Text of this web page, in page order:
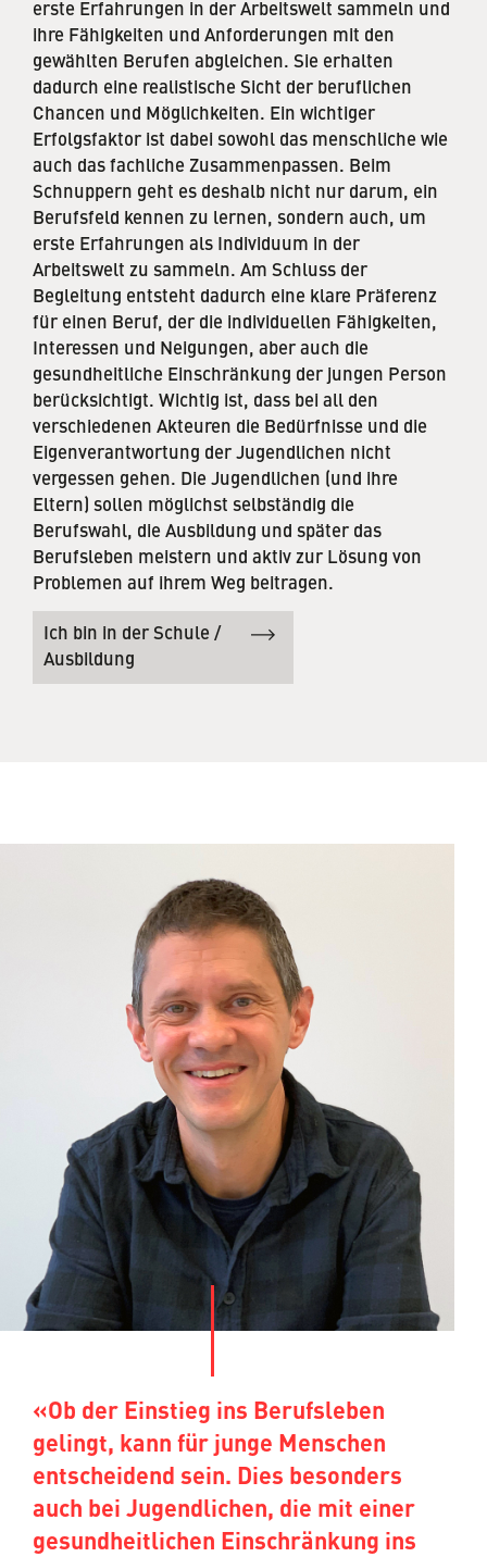
erste Erfahrungen in der Arbeitswelt sammeln und
ihre Fähigkeiten und Anforderungen mit den
gewählten Berufen abgleichen. Sie erhalten
dadurch eine realistische Sicht der beruflichen
Chancen und Möglichkeiten. Ein wichtiger
Erfolgsfaktor ist dabei sowohl das menschliche wie
auch das fachliche Zusammenpassen. Beim
Schnuppern geht es deshalb nicht nur darum, ein
Berufsfeld kennen zu lernen, sondern auch, um
erste Erfahrungen als Individuum in der
Arbeitswelt zu sammeln. Am Schluss der
Begleitung entsteht dadurch eine klare Präferenz
für einen Beruf, der die individuellen Fähigkeiten,
Interessen und Neigungen, aber auch die
gesundheitliche Einschränkung der jungen Person
berücksichtigt. Wichtig ist, dass bei all den
verschiedenen Akteuren die Bedürfnisse und die
Eigenverantwortung der Jugendlichen nicht
vergessen gehen. Die Jugendlichen (und ihre
Eltern) sollen möglichst selbständig die
Berufswahl, die Ausbildung und später das
Berufsleben meistern und aktiv zur Lösung von
Problemen auf ihrem Weg beitragen.
Ich bin in der Schule /
Ausbildung
«Ob der Einstieg ins Berufsleben
gelingt, kann für junge Menschen
entscheidend sein. Dies besonders
auch bei Jugendlichen, die mit einer
gesundheitlichen Einschränkung ins